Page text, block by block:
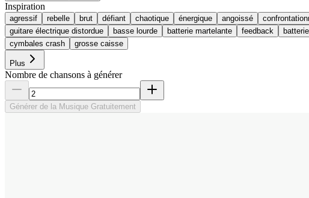
Inspiration
agressif rebelle brut défiant chaotique énergique angoissé
guitare électrique distordue
basse lourde batterie martelante feedback
cymbales crash
grosse caisse
Plus
Nombre de chansons à générer
Générer de la Musique Gratuitement